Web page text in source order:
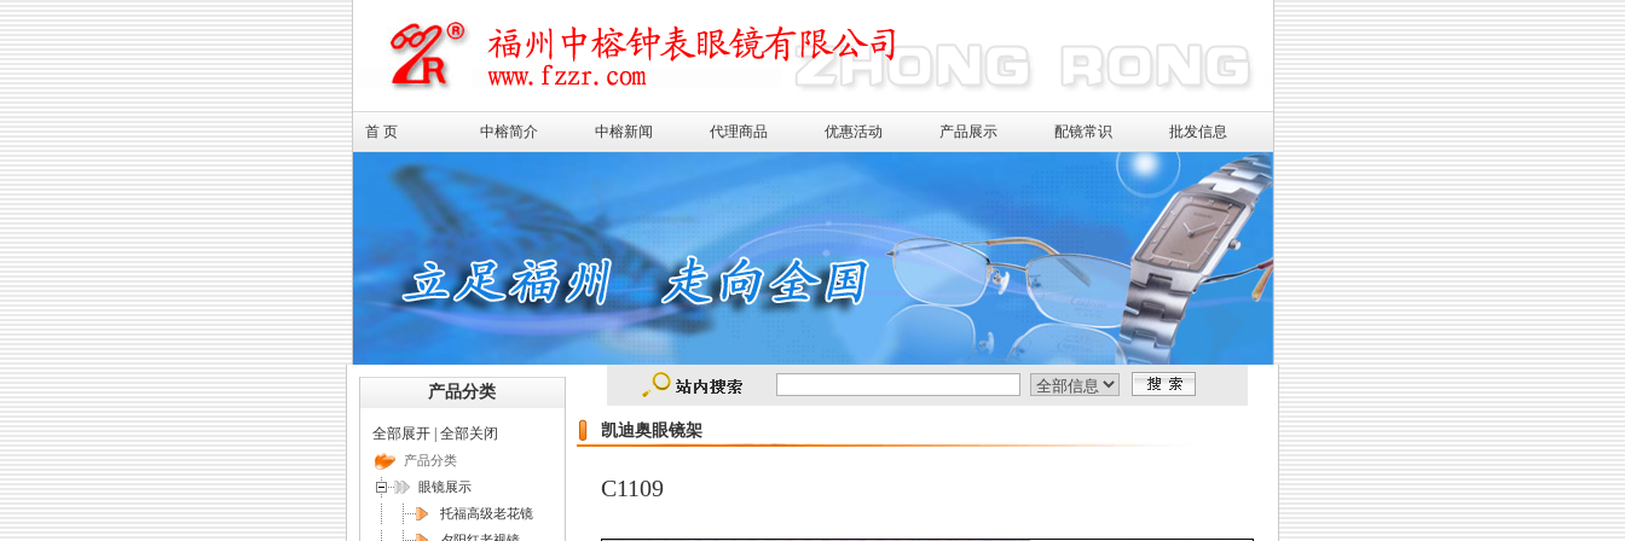
首 页 中榕简介 中榕新闻 代理商品 优惠活动 产品展示 配镜常识 批发信息
产品分类
全部展开| 全部关闭
产品分类
眼镜展示
托福高级老花镜
凯迪奥眼镜架
C1109